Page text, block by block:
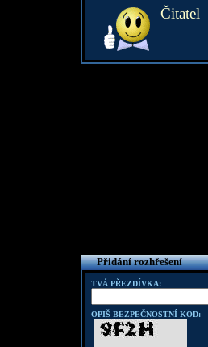
Čitatel
Přidání rozhřešení
TVÁ PŘEZDÍVKA:
OPIŠ BEZPEČNOSTNÍ KOD: